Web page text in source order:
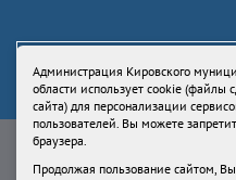
Свидетельство Роскомнадзора
Ленинградской области
Администрация Кировского
области использует cookie
сайта) для персонализации
пользователей. Вы можете
браузера.
Продолжая пользование сайтом,